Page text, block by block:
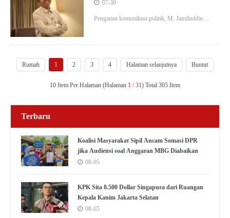
07-30
Pengamat komunikasi politik, M. Jamiluddin
Rumah 1 2 3 4 Halaman selanjutnya Buntut
10 Item Per Halaman (Halaman 1 / 31) Total 305 Item
Terbaru
Koalisi Masyarakat Sipil Ancam Somasi DPR
jika Audiensi soal Anggaran MBG Diabaikan
08-05
KPK Sita 8.500 Dollar Singapura dari Ruangan
Kepala Kanim Jakarta Selatan
08-05